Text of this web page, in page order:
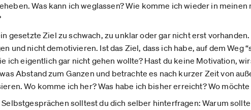
Was kann ich weglassen? Wie komme ich wieder in
gesetzte Ziel zu schwach, zu unklar oder gar nicht erst
und nicht demotivieren. Ist das Ziel, dass ich habe, auf dem Weg
ich eigentlich gar nicht gehen wollte? Hast du keine Motivation,
Abstand zum Ganzen und betrachte es nach kurzer Zeit von
Wo komme ich her? Was habe ich bisher erreicht? Wo möchte
Selbstgesprächen solltest du dich selber hinterfragen: Warum